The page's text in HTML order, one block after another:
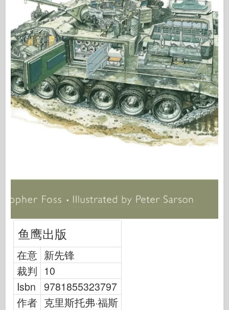
学院
王牌模型
阿夫夫俱乐部
空气修复
空军
AZ 模型
黑狗
野马
E.T. 模型
精细模具
瓦洛尔部队
弗里尔模型
长谷川
海勒
霍比博斯
鱼鹰出版
在意 新先锋
裁判 10
Isbn
9781855323797
作者 克里斯托弗·福斯